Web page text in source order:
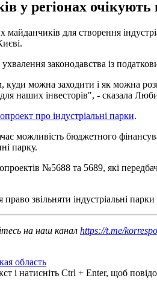
у регіонах
майданчиків для створення
законодавства із
можна заходити і як можна
наших інвесторів", - сказала
про індустріальні парки.
можливість бюджетного
парку.
№5688 та 5689, які
звільняти індустріальні
на наш канал https://t.me/
область
і натисніть Ctrl + Enter, щоб